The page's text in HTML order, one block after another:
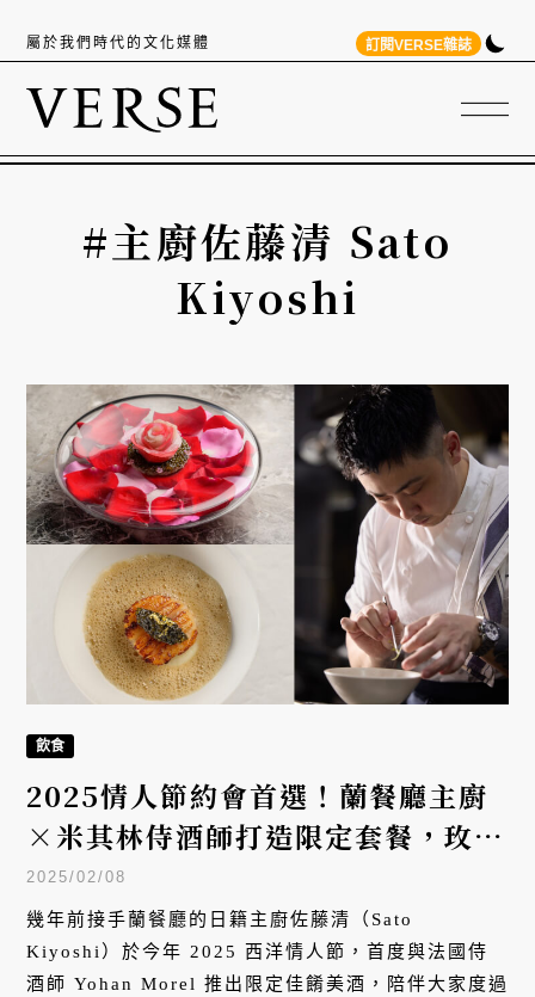
屬於我們時代的文化媒體 訂閱VERSE雜誌
#主廚佐藤清 Sato
Kiyoshi
飲食
2025情人節約會首選！蘭餐廳主廚
×米其林侍酒師打造限定套餐，玫瑰
花前菜、愛心和牛派譜寫浪漫
2025/02/08
幾年前接手蘭餐廳的日籍主廚佐藤清（Sato
Kiyoshi）於今年 2025 西洋情人節，首度與法國侍
酒師 Yohan Morel 推出限定佳餚美酒，陪伴大家度過